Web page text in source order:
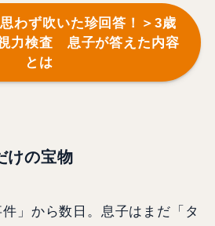
思わず吹いた珍回答！＞3歳
力検査 息子が答えた内容
とは
けの宝物
」から数日。息子はまだ「タ